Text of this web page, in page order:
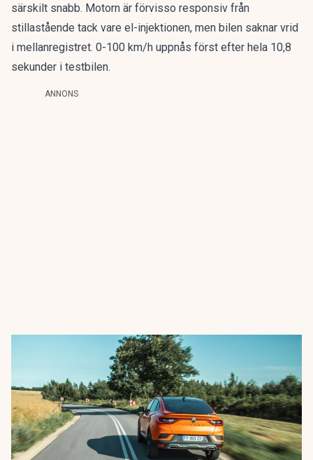
särskilt snabb. Motorn är förvisso responsiv från
stillastående tack vare el-injektionen, men bilen saknar vrid
i mellanregistret. 0-100 km/h uppnås först efter hela 10,8
sekunder i testbilen.
ANNONS